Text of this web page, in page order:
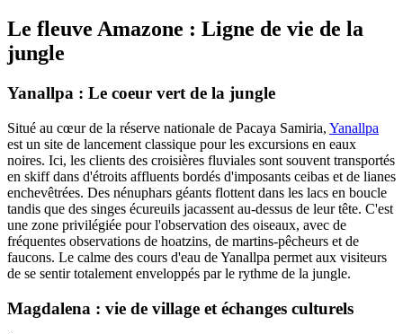
Le fleuve Amazone : Ligne de vie de la
jungle
Yanallpa : Le coeur vert de la jungle
Situé au cœur de la réserve nationale de Pacaya Samiria, Yanallpa
est un site de lancement classique pour les excursions en eaux
noires. Ici, les clients des croisières fluviales sont souvent transportés
en skiff dans d'étroits affluents bordés d'imposants ceibas et de lianes
enchevêtrées. Des nénuphars géants flottent dans les lacs en boucle
tandis que des singes écureuils jacassent au-dessus de leur tête. C'est
une zone privilégiée pour l'observation des oiseaux, avec de
fréquentes observations de hoatzins, de martins-pêcheurs et de
faucons. Le calme des cours d'eau de Yanallpa permet aux visiteurs
de se sentir totalement enveloppés par le rythme de la jungle.
Magdalena : vie de village et échanges culturels